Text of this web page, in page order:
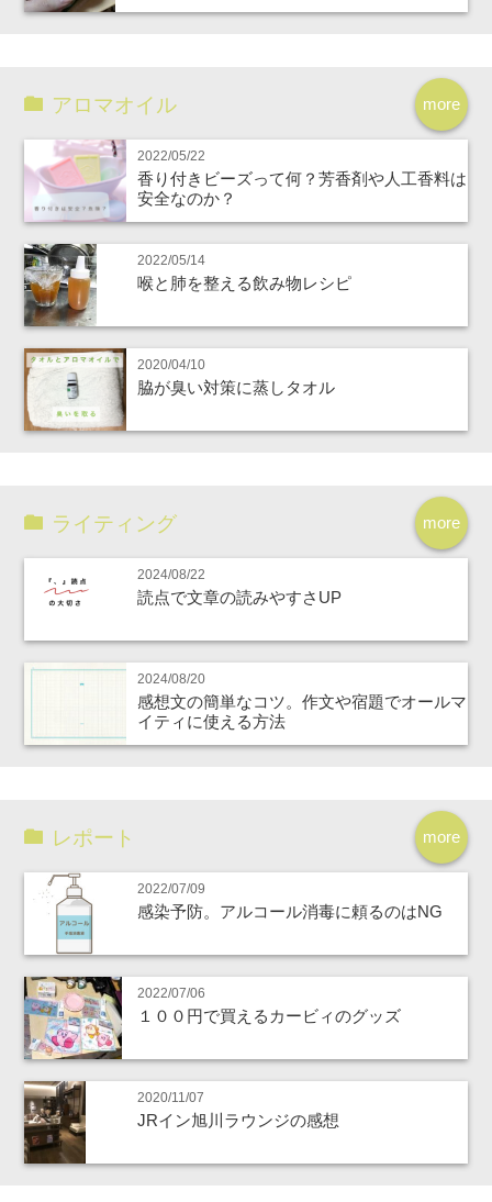
more
アロマオイル
2022/05/22
香り付きビーズって何？芳香剤や人工香料は
安全なのか？
2022/05/14
喉と肺を整える飲み物レシピ
2020/04/10
脇が臭い対策に蒸しタオル
more
ライティング
2024/08/22
読点で文章の読みやすさUP
2024/08/20
感想文の簡単なコツ。作文や宿題でオールマ
イティに使える方法
more
レポート
2022/07/09
感染予防。アルコール消毒に頼るのはNG
2022/07/06
１００円で買えるカービィのグッズ
2020/11/07
JRイン旭川ラウンジの感想